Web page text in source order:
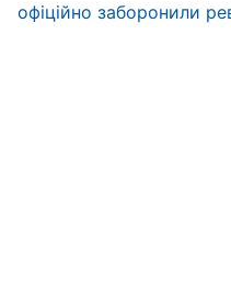
офіційно заборонили